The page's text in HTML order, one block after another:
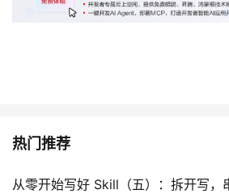
热门推荐
从零开始写好 Skill（五）：拆开写